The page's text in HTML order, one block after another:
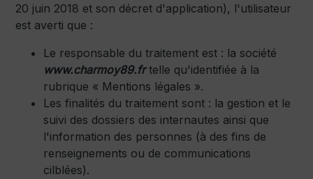
20 juin 2018 et son décret d'application), l'utilisateur
est averti que :
Le responsable du traitement est : la société
www.charmoy89.frtelle qu'identifiée à la
rubrique « Mentions légales ».
Les finalités du traitement sont : la gestion et le
suivi des dossiers des internautes ainsi que
l'information des personnes (à des fins de
renseignements ou de communications
cilblées).